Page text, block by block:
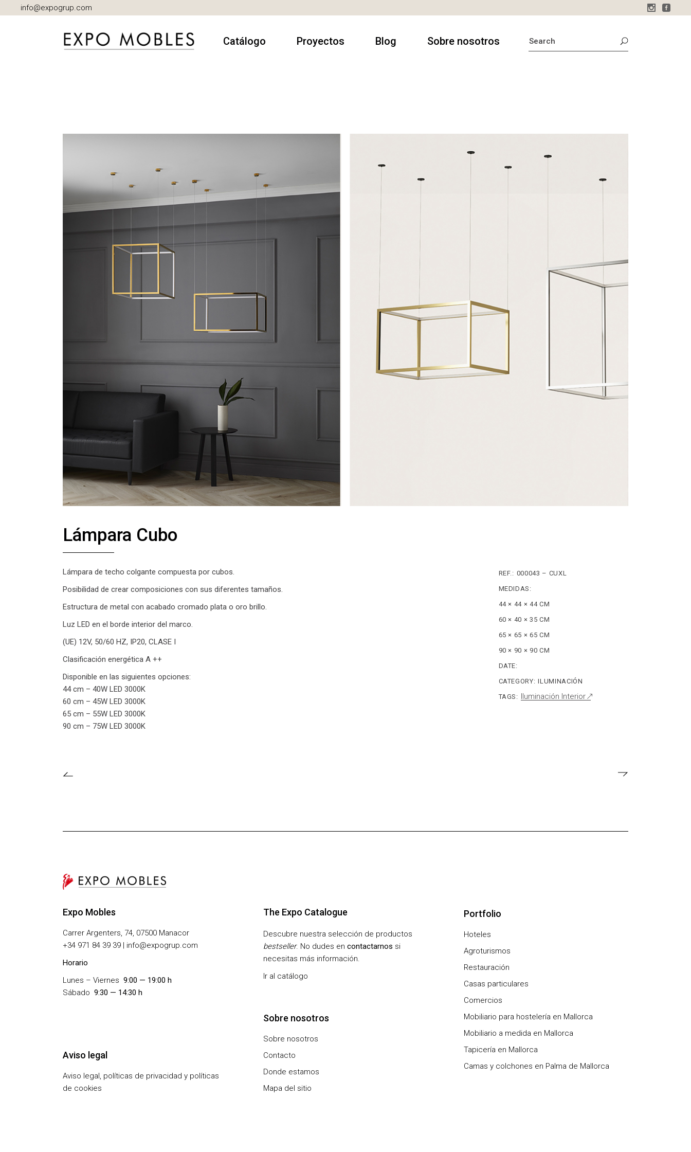
info@expogrup.com
Catálogo
Salón & Comedor
Proyectos Blog Sobre nosotros
FOR:
Lámpara Cubo
Lámpara de techo colgante compuesta por cubos.
Posibilidad de crear composiciones con sus diferentes tamaños.
Estructura de metal con acabado cromado plata o oro brillo.
Luz LED en el borde interior del marco.
(UE) 12V, 50/60 HZ, IP20, CLASE I
Clasificación energética A ++
Disponible en las siguientes opciones:
44 cm – 40W LED 3000K
60 cm – 45W LED 3000K
65 cm – 55W LED 3000K
90 cm – 75W LED 3000K
REF.: 000043 – CUXL
MEDIDAS:
44 × 44 × 44 CM
60 × 40 × 35 CM
65 × 65 × 65 CM
90 × 90 × 90 CM
DATE:
CATEGORY: ILUMINACIÓN
TAGS: Iluminación Interior
Expo Mobles
Carrer Argenters, 74, 07500 Manacor
+34 971 84 39 39 | info@expogrup.com
Horario
Lunes – Viernes 9:00 — 19:00 h
Sábado 9:30 — 14:30 h
Aviso legal
Aviso legal, políticas de privacidad y políticas
de cookies
The Expo Catalogue
Descubre nuestra selección de productos
bestseller. No dudes en contactarnos si
necesitas más información.
Ir al catálogo
Sobre nosotros
Sobre nosotros
Contacto
Donde estamos
Mapa del sitio
Portfolio
Hoteles
Agroturismos
Restauración
Casas particulares
Comercios
Mobiliario para hostelería en Mallorca
Mobiliario a medida en Mallorca
Tapicería en Mallorca
Camas y colchones en Palma de Mallorca